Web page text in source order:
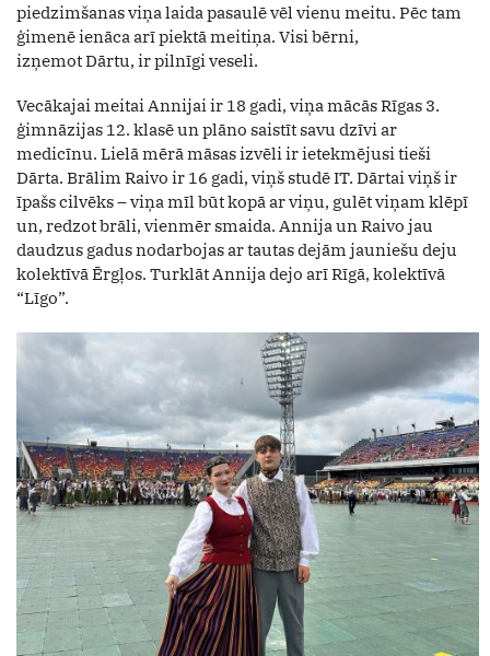
piedzimšanas viņa laida pasaulē vēl vienu meitu. Pēc tam
ģimenē ienāca arī piektā meitiņa. Visi bērni,
izņemot Dārtu, ir pilnīgi veseli.
Vecākajai meitai Annijai ir 18 gadi, viņa mācās Rīgas 3.
ģimnāzijas 12. klasē un plāno saistīt savu dzīvi ar
medicīnu. Lielā mērā māsas izvēli ir ietekmējusi tieši
Dārta. Brālim Raivo ir 16 gadi, viņš studē IT. Dārtai viņš ir
īpašs cilvēks – viņa mīl būt kopā ar viņu, gulēt viņam klēpī
un, redzot brāli, vienmēr smaida. Annija un Raivo jau
daudzus gadus nodarbojas ar tautas dejām jauniešu deju
kolektīvā Ērgļos. Turklāt Annija dejo arī Rīgā, kolektīvā
“Līgo”.